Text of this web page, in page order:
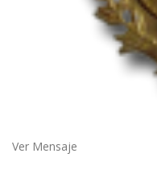
Ver Mensaje